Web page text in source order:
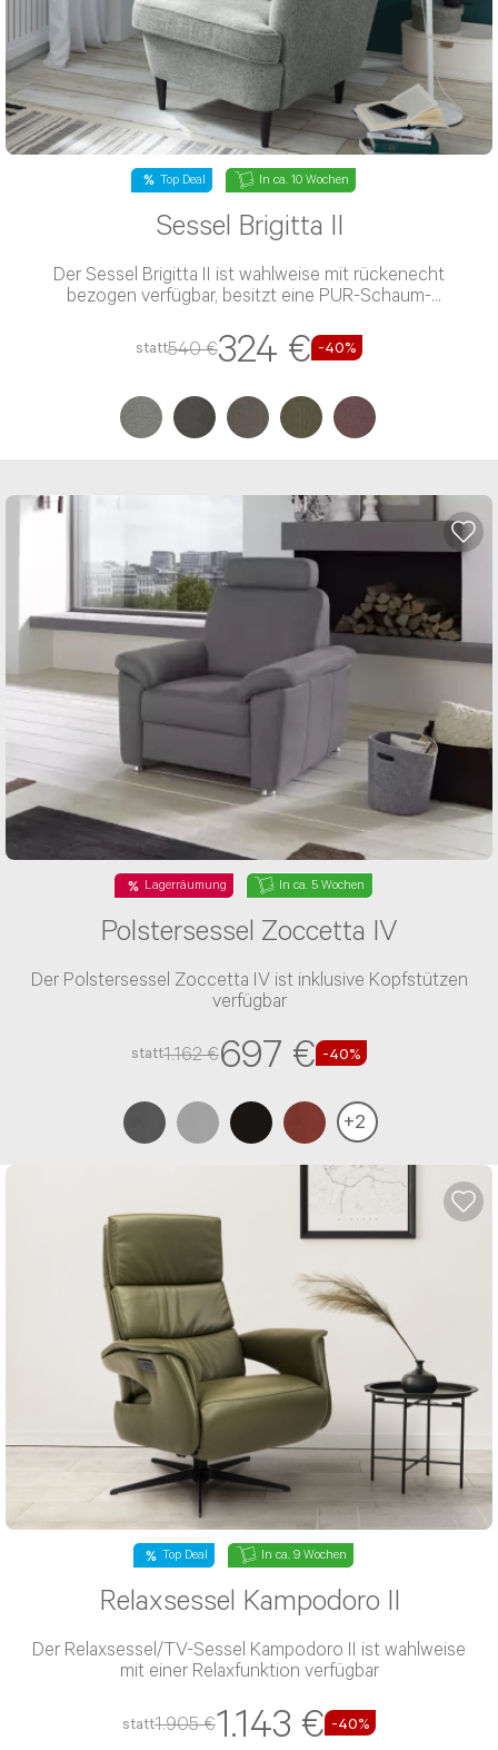
Top Deal In ca. 10 Wochen
Sessel Brigitta II
Der Sessel Brigitta II ist wahlweise mit rückenecht
bezogen verfügbar, besitzt eine PUR-Schaum-
statt540 €324 € -40%
Lagerräumung In ca. 5 Wochen
Polstersessel Zoccetta IV
Der Polstersessel Zoccetta IV ist inklusive Kopfstützen
verfügbar
statt1.162 €697 € -40%
+2
Top Deal In ca. 9 Wochen
Relaxsessel Kampodoro II
Der Relaxsessel/TV-Sessel Kampodoro II ist wahlweise
mit einer Relaxfunktion verfügbar
statt1.905 €1.143 € -40%